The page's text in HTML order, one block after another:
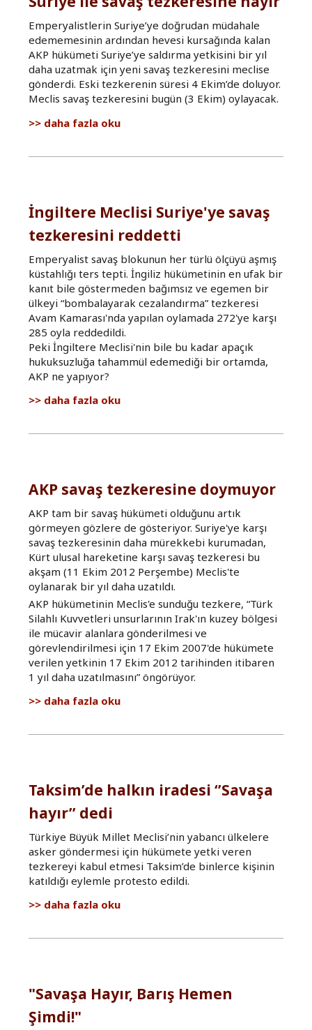
Suriye
tezkeresine
daha fazla oku
Emperyalistlerin Suriye’ye doğrudan müdahale
edememesinin ardından hevesi kursağında kalan
AKP hükümeti Suriye’ye saldırma yetkisini bir yıl
daha uzatmak için yeni savaş tezkeresini meclise
gönderdi. Eski tezkerenin süresi 4 Ekim’de doluyor.
Meclis savaş tezkeresini bugün (3 Ekim) oylayacak.
İngiltere Meclisi Suriye'ye savaş
tezkeresini reddetti
İngiltere
savaş
daha fazla oku
Emperyalist savaş blokunun her türlü ölçüyü aşmış
küstahlığı ters tepti. İngiliz hükümetinin en ufak bir
kanıt bile göstermeden bağımsız ve egemen bir
ülkeyi “bombalayarak cezalandırma” tezkeresi
Avam Kamarası'nda yapılan oylamada 272'ye karşı
285 oyla reddedildi.
Peki İngiltere Meclisi'nin bile bu kadar apaçık
hukuksuzluğa tahammül edemediği bir ortamda,
AKP ne yapıyor?
AKP savaş tezkeresine doymuyor
AKP
doymuyor
daha fazla oku
AKP tam bir savaş hükümeti olduğunu artık
görmeyen gözlere de gösteriyor. Suriye'ye karşı
savaş tezkeresinin daha mürekkebi kurumadan,
Kürt ulusal hareketine karşı savaş tezkeresi bu
akşam (11 Ekim 2012 Perşembe) Meclis'te
oylanarak bir yıl daha uzatıldı.
AKP hükümetinin Meclis'e sunduğu tezkere, “Türk
Silahlı Kuvvetleri unsurlarının Irak'ın kuzey bölgesi
ile mücavir alanlara gönderilmesi ve
görevlendirilmesi için 17 Ekim 2007'de hükümete
verilen yetkinin 17 Ekim 2012 tarihinden itibaren
1 yıl daha uzatılmasını” öngörüyor.
Taksim’de halkın iradesi ‘’Savaşa
hayır’’ dedi
Taksim’de
‘’Savaşa
daha fazla oku
Türkiye Büyük Millet Meclisi’nin yabancı ülkelere
asker göndermesi için hükümete yetki veren
tezkereyi kabul etmesi Taksim’de binlerce kişinin
katıldığı eylemle protesto edildi.
"Savaşa Hayır, Barış Hemen
Şimdi!"